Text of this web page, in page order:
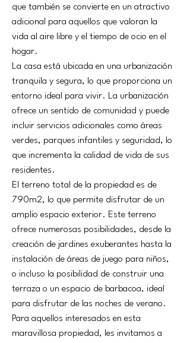
que también se convierte en un atractivo
adicional para aquellos que valoran la
vida al aire libre y el tiempo de ocio en el
hogar.
La casa está ubicada en una urbanización
tranquila y segura, lo que proporciona un
entorno ideal para vivir. La urbanización
ofrece un sentido de comunidad y puede
incluir servicios adicionales como áreas
verdes, parques infantiles y seguridad, lo
que incrementa la calidad de vida de sus
residentes.
El terreno total de la propiedad es de
790m2, lo que permite disfrutar de un
amplio espacio exterior. Este terreno
ofrece numerosas posibilidades, desde la
creación de jardines exuberantes hasta la
instalación de áreas de juego para niños,
o incluso la posibilidad de construir una
terraza o un espacio de barbacoa, ideal
para disfrutar de las noches de verano.
Para aquellos interesados en esta
maravillosa propiedad, les invitamos a